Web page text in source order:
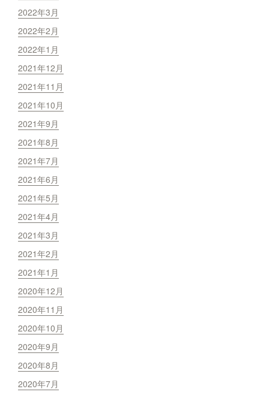
2022年3月
2022年2月
2022年1月
2021年12月
2021年11月
2021年10月
2021年9月
2021年8月
2021年7月
2021年6月
2021年5月
2021年4月
2021年3月
2021年2月
2021年1月
2020年12月
2020年11月
2020年10月
2020年9月
2020年8月
2020年7月